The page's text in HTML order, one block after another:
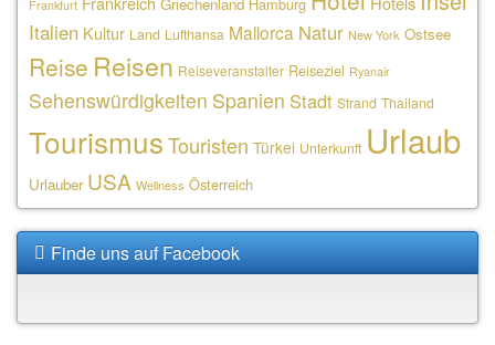
Frankfurt
Italien Kultur Land Lufthansa Mallorca Natur New York Ostsee
Reise Reisen Reiseveranstalter Reiseziel Ryanair
Sehenswürdigkeiten Spanien Stadt Strand Thailand
TourismusTouristen Türkei Unterkunft Urlaub
Urlauber USA Wellness Österreich
Finde uns auf Facebook